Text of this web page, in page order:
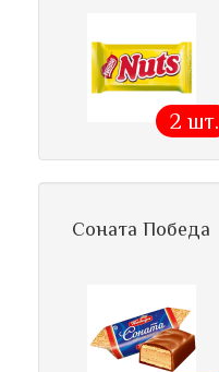
2 шт.
Соната Победа